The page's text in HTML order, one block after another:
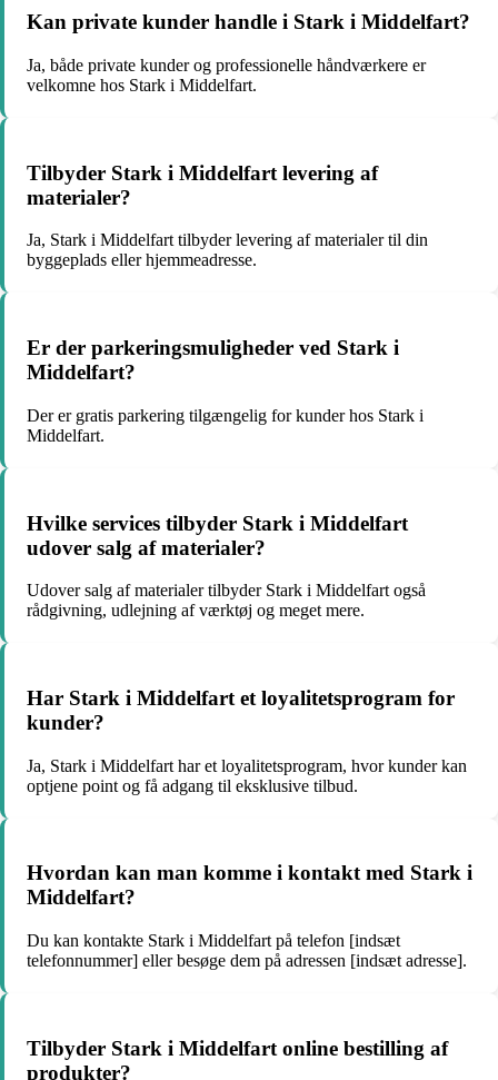
Kan private kunder handle i Stark i Middelfart?
Ja, både private kunder og professionelle håndværkere er
velkomne hos Stark i Middelfart.
Tilbyder Stark i Middelfart levering af
materialer?
Ja, Stark i Middelfart tilbyder levering af materialer til din
byggeplads eller hjemmeadresse.
Er der parkeringsmuligheder ved Stark i
Middelfart?
Der er gratis parkering tilgængelig for kunder hos Stark i
Middelfart.
Hvilke services tilbyder Stark i Middelfart
udover salg af materialer?
Udover salg af materialer tilbyder Stark i Middelfart også
rådgivning, udlejning af værktøj og meget mere.
Har Stark i Middelfart et loyalitetsprogram for
kunder?
Ja, Stark i Middelfart har et loyalitetsprogram, hvor kunder kan
optjene point og få adgang til eksklusive tilbud.
Hvordan kan man komme i kontakt med Stark i
Middelfart?
Du kan kontakte Stark i Middelfart på telefon [indsæt
telefonnummer] eller besøge dem på adressen [indsæt adresse].
Tilbyder Stark i Middelfart online bestilling af
produkter?